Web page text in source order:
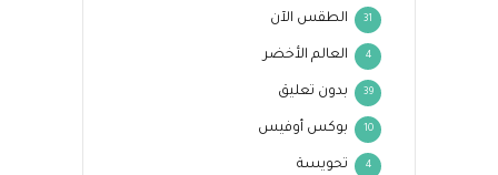
الطقس الآن 31
العالم الأخضر 4
بدون تعليق 39
بوكس أوفيس 10
تحويسة 4